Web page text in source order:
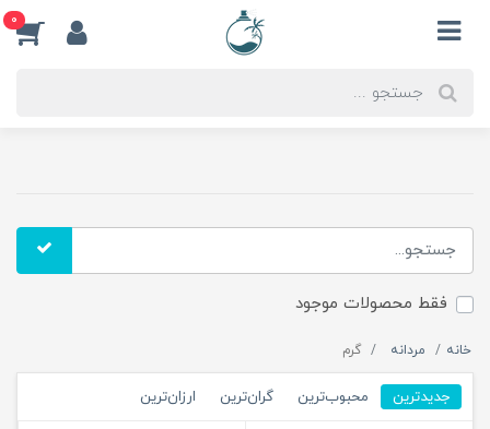
0
فقط محصولات موجود
خانه مردانه گرم
جدیدترین محبوب‌ترین گران‌ترین ارزان‌ترین